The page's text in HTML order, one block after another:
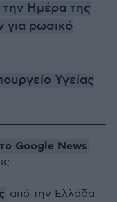
Ημέρα της
για ρωσικό
Υγείας
Google News
από την Ελλάδα